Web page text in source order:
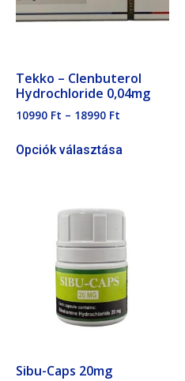
Tekko – Clenbuterol
Hydrochloride 0,04mg
10990 Ft – 18990 Ft
Opciók választása
Sibu-Caps 20mg